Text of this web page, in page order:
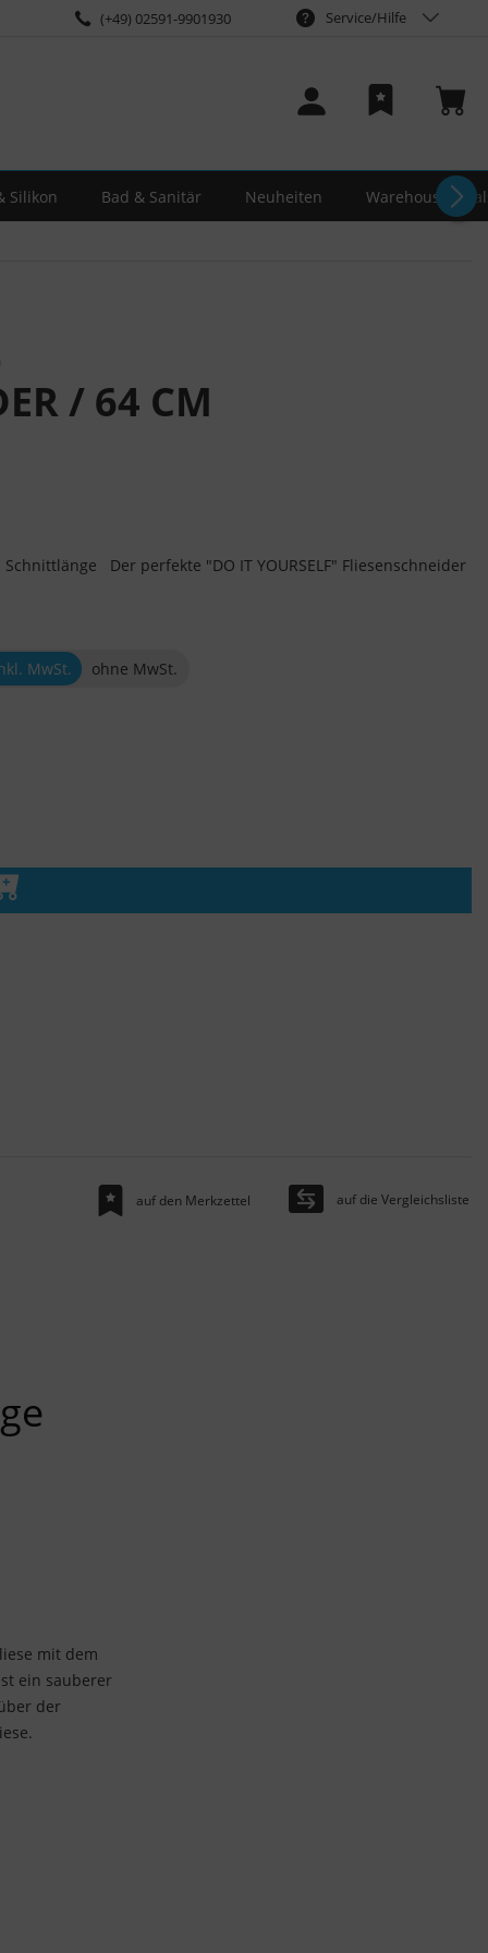
(+49) 02591-9901930 Service/Hilfe
Silikon Bad & Sanitär Neuheiten Warehouse-
/ 64 CM
Der perfekte "DO IT YOURSELF" Fliesenschneider
MwSt. ohne MwSt.
den Warenkorb
auf den Merkzettel auf die Vergleichsliste
mit dem
ein sauberer
der